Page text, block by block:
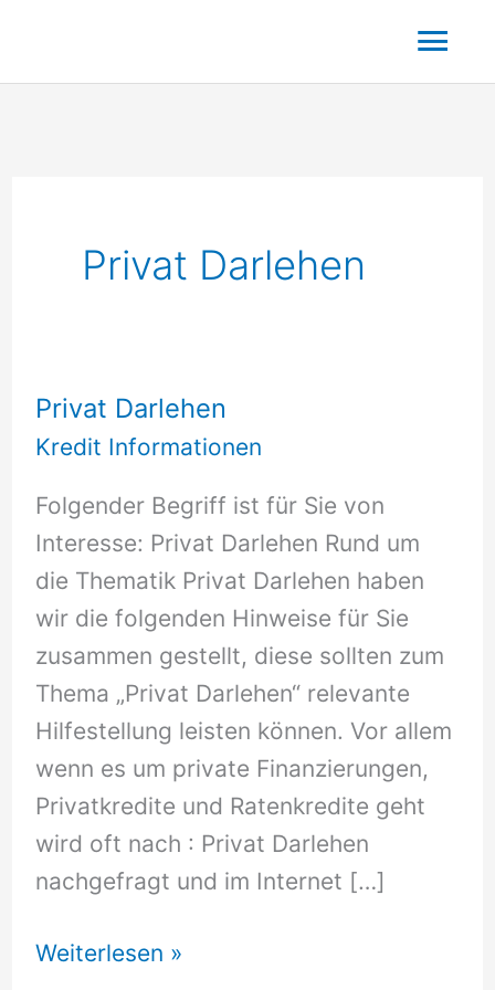
springen
Privat Darlehen
Privat Darlehen
Kredit Informationen
Folgender Begriff ist für Sie von
Interesse: Privat Darlehen Rund um
die Thematik Privat Darlehen haben
wir die folgenden Hinweise für Sie
zusammen gestellt, diese sollten zum
Thema „Privat Darlehen“ relevante
Hilfestellung leisten können. Vor allem
wenn es um private Finanzierungen,
Privatkredite und Ratenkredite geht
wird oft nach : Privat Darlehen
nachgefragt und im Internet […]
Privat
Weiterlesen »